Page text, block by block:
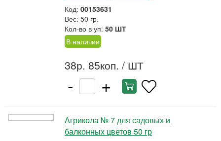
Код: 00153631
Вес: 50 гр.
Кол-во в уп: 50 ШТ
В наличии
38р. 85коп. / ШТ
- +
Агрикола № 7 для садовых и
балконных цветов 50 гр